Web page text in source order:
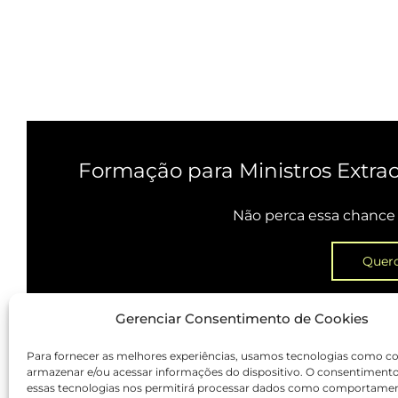
Gerenciar Consentimento de Cookies
Para fornecer as melhores experiências, usamos tecnologias como
armazenar e/ou acessar informações do dispositivo. O
essas tecnologias nos permitirá processar dados como
Formação para Ministros
Não perca essa